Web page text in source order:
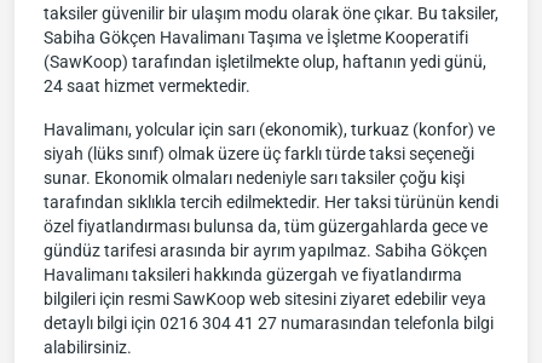
taksiler güvenilir bir ulaşım modu olarak öne çıkar. Bu taksiler,
Sabiha Gökçen Havalimanı Taşıma ve İşletme Kooperatifi
(SawKoop) tarafından işletilmekte olup, haftanın yedi günü,
24 saat hizmet vermektedir.
Havalimanı, yolcular için sarı (ekonomik), turkuaz (konfor) ve
siyah (lüks sınıf) olmak üzere üç farklı türde taksi seçeneği
sunar. Ekonomik olmaları nedeniyle sarı taksiler çoğu kişi
tarafından sıklıkla tercih edilmektedir. Her taksi türünün kendi
özel fiyatlandırması bulunsa da, tüm güzergahlarda gece ve
gündüz tarifesi arasında bir ayrım yapılmaz. Sabiha Gökçen
Havalimanı taksileri hakkında güzergah ve fiyatlandırma
bilgileri için resmi SawKoop web sitesini ziyaret edebilir veya
detaylı bilgi için 0216 304 41 27 numarasından telefonla bilgi
alabilirsiniz.